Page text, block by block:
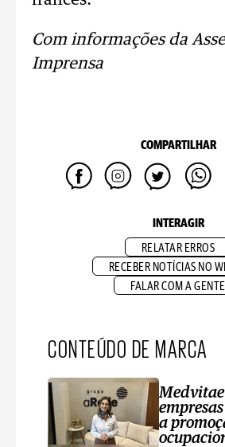
Com informações da
Imprensa
COMPARTILHAR
INTERAGIR
RELATAR ERROS
RECEBER NOTÍCIAS NO
FALAR COM A GENTE
CONTEÚDO DE MARCA
a